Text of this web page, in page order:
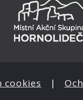
cookies |